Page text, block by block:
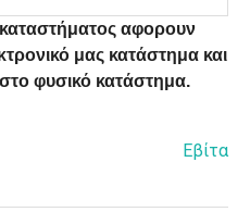
καταστήματος αφορουν
μας κατάστημα και
φυσικό κατάστημα.
Εβίτα